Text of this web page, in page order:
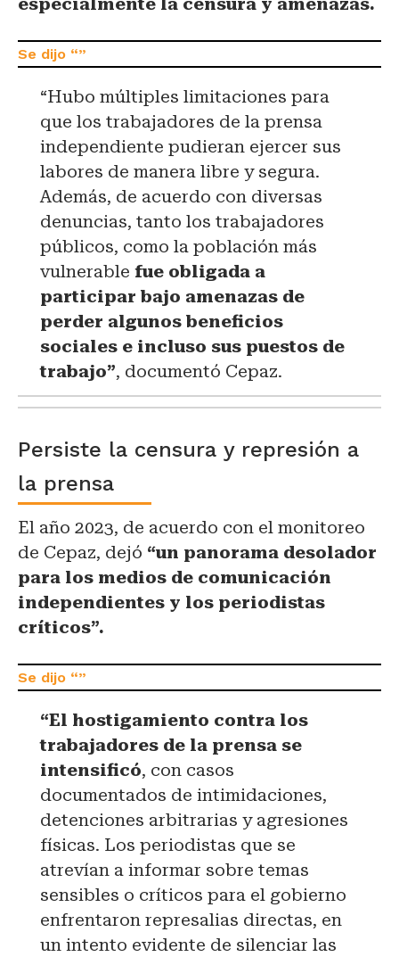
“Hubo múltiples limitaciones para
que los trabajadores de la prensa
independiente pudieran ejercer sus
labores de manera libre y segura.
Además, de acuerdo con diversas
denuncias, tanto los trabajadores
públicos, como la población más
vulnerable fue obligada a
participar bajo amenazas de
perder algunos beneficios
sociales e incluso sus puestos de
trabajo”, documentó Cepaz.
Persiste la censura y represión a
la prensa
El año 2023, de acuerdo con el monitoreo
de Cepaz, dejó “un panorama desolador
para los medios de comunicación
independientes y los periodistas
críticos”.
“El hostigamiento contra los
trabajadores de la prensa se
intensificó, con casos
documentados de intimidaciones,
detenciones arbitrarias y agresiones
físicas. Los periodistas que se
atrevían a informar sobre temas
sensibles o críticos para el gobierno
enfrentaron represalias directas, en
un intento evidente de silenciar las